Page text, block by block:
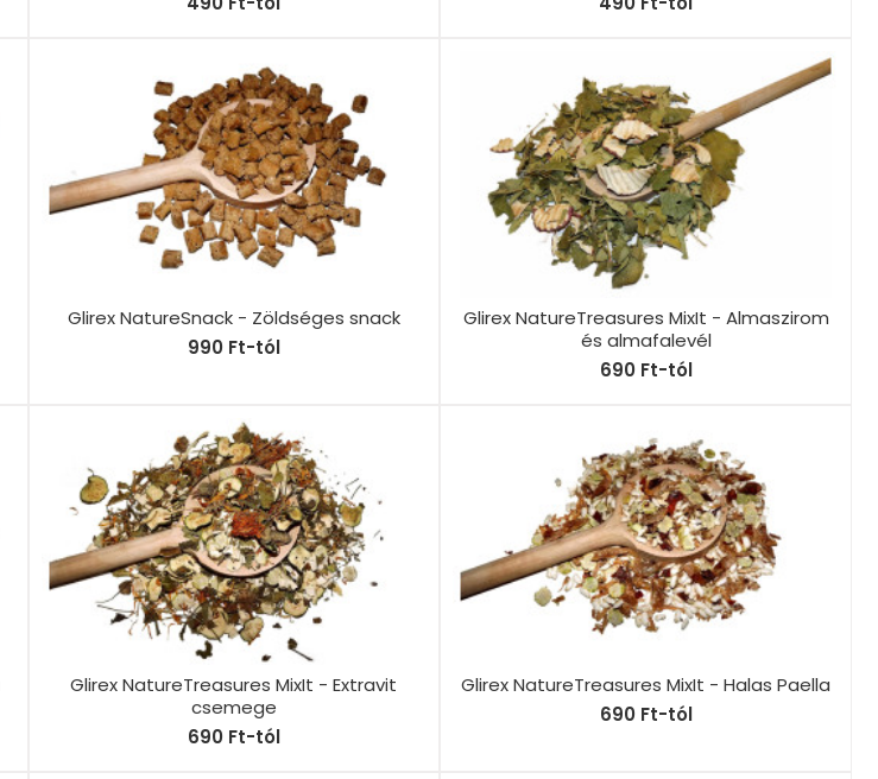
Glirex NatureSnack - Zöldséges snack
990 Ft-tól
Glirex NatureTreasures MixIt - Almaszirom
és almafalevél
690 Ft-tól
Glirex NatureTreasures MixIt - Extravit
csemege
690 Ft-tól
Glirex NatureTreasures MixIt - Halas Paella
690 Ft-tól